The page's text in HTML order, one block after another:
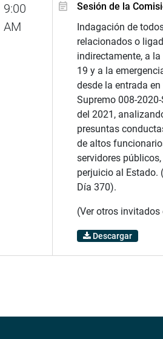
9:00
AM
Sesión de la
Indagación de
relacionados o
indirectamente, a la
19 y a la
desde la entrada
Supremo 008-
del 2021,
presuntas
de altos
servidores
perjuicio al Estado.
Día 370).
(Ver otros invitados
Descargar